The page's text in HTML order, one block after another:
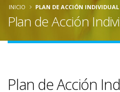
INICIO PLAN DE ACCIÓN INDIVIDUAL
Plan de Acción
Plan de Acción